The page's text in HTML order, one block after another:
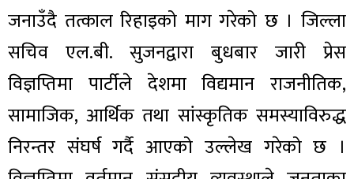
जनाउँदै तत्काल रिहाइको माग गरेको छ । जिल्ला
सचिव एल.बी. सुजनद्वारा बुधबार जारी प्रेस
विज्ञप्तिमा पार्टीले देशमा विद्यमान राजनीतिक,
सामाजिक, आर्थिक तथा सांस्कृतिक समस्याविरुद्ध
निरन्तर संघर्ष गर्दै आएको उल्लेख गरेको छ ।